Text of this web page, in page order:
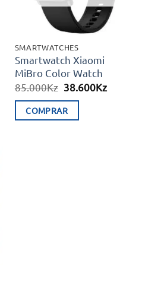
SMARTWATCHES
Smartwatch Xiaomi
MiBro Color Watch
85.000Kz O
original
era:
38.600KzO
COMPRAR